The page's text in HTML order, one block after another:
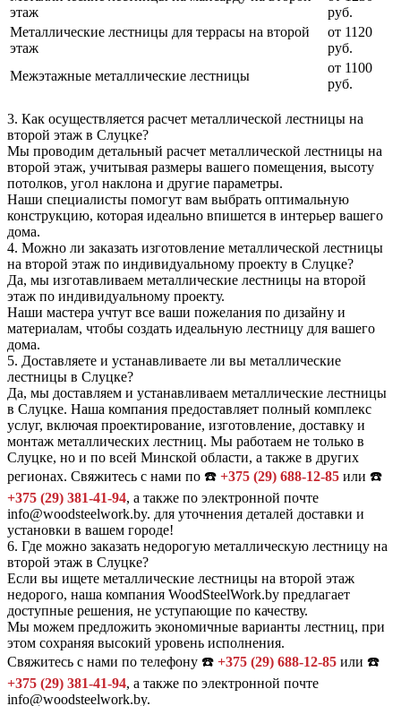
этаж
руб.
Металлические лестницы для террасы на второй
этаж
от 1120
руб.
Межэтажные металлические лестницы
от 1100
руб.
3. Как осуществляется расчет металлической лестницы на
второй этаж в Слуцке?
Мы проводим детальный расчет металлической лестницы на
второй этаж, учитывая размеры вашего помещения, высоту
потолков, угол наклона и другие параметры.
Наши специалисты помогут вам выбрать оптимальную
конструкцию, которая идеально впишется в интерьер вашего
дома.
4. Можно ли заказать изготовление металлической лестницы
на второй этаж по индивидуальному проекту в Слуцке?
Да, мы изготавливаем металлические лестницы на второй
этаж по индивидуальному проекту.
Наши мастера учтут все ваши пожелания по дизайну и
материалам, чтобы создать идеальную лестницу для вашего
дома.
5. Доставляете и устанавливаете ли вы металлические
лестницы в Слуцке?
Да, мы доставляем и устанавливаем металлические лестницы
в Слуцке. Наша компания предоставляет полный комплекс
услуг, включая проектирование, изготовление, доставку и
монтаж металлических лестниц. Мы работаем не только в
Слуцке, но и по всей Минской области, а также в других
регионах. Свяжитесь с нами по ☎️ +375 (29) 688-12-85 или ☎️
+375 (29) 381-41-94, а также по электронной почте
info@woodsteelwork.by. для уточнения деталей доставки и
установки в вашем городе!
6. Где можно заказать недорогую металлическую лестницу на
второй этаж в Слуцке?
Если вы ищете металлические лестницы на второй этаж
недорого, наша компания WoodSteelWork.by предлагает
доступные решения, не уступающие по качеству.
Мы можем предложить экономичные варианты лестниц, при
этом сохраняя высокий уровень исполнения.
Свяжитесь с нами по телефону ☎️ +375 (29) 688-12-85 или ☎️
+375 (29) 381-41-94, а также по электронной почте
info@woodsteelwork.by.